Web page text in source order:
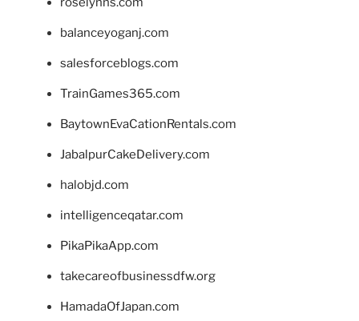
balanceyoganj.com
salesforceblogs.com
TrainGames365.com
BaytownEvaCationRentals.com
JabalpurCakeDelivery.com
halobjd.com
intelligenceqatar.com
PikaPikaApp.com
takecareofbusinessdfw.org
HamadaOfJapan.com